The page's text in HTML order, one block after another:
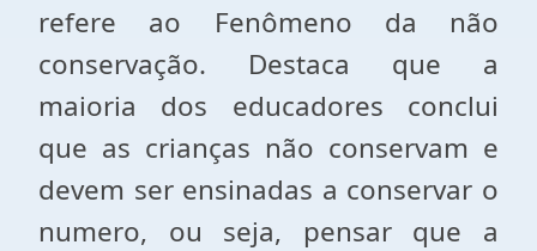
refere ao Fenômeno da não
conservação. Destaca que a
maioria dos educadores conclui
que as crianças não conservam e
devem ser ensinadas a conservar o
numero, ou seja, pensar que a